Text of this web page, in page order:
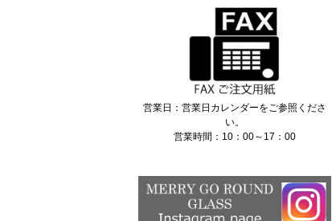
営業日：営業日カレンダーをご参照くださ
い。
営業時間：10：00～17：00